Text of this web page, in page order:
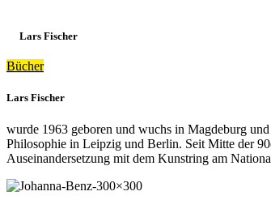
Lars Fischer
Bücher
Lars Fischer
wurde 1963 geboren und wuchs in Magdeburg
Philosophie in Leipzig und Berlin. Seit Mitte der
Auseinandersetzung mit dem Kunstring am